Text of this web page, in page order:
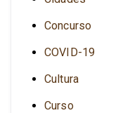
Concurso
COVID-19
Cultura
Curso